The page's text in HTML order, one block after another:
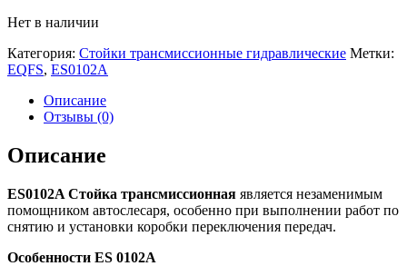
Нет в наличии
Категория: Стойки трансмиссионные гидравлические Метки:
EQFS, ES0102A
Описание
Отзывы (0)
Описание
ES0102A Стойка трансмиссионная является незаменимым
помощником автослесаря, особенно при выполнении работ по
снятию и установки коробки переключения передач.
Особенности ES 0102A